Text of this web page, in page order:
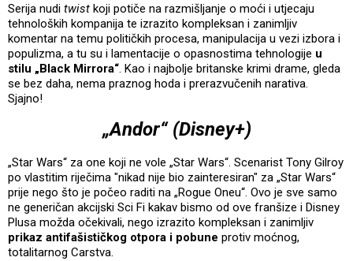
Serija nudi twist koji potiče na razmišljanje o moći i utjecaju
tehnoloških kompanija te izrazito kompleksan i zanimljiv
komentar na temu političkih procesa, manipulacija u vezi izbora i
populizma, a tu su i lamentacije o opasnostima tehnologije u
stilu „Black Mirrora“. Kao i najbolje britanske krimi drame, gleda
se bez daha, nema praznog hoda i prerazvučenih narativa.
Sjajno!
„Andor“ (Disney+)
„Star Wars“ za one koji ne vole „Star Wars“. Scenarist Tony Gilroy
po vlastitim riječima "nikad nije bio zainteresiran" za „Star Wars“
prije nego što je počeo raditi na „Rogue Oneu“. Ovo je sve samo
ne generičan akcijski Sci Fi kakav bismo od ove franšize i Disney
Plusa možda očekivali, nego izrazito kompleksan i zanimljiv
prikaz antifašističkog otpora i pobune protiv moćnog,
totalitarnog Carstva.